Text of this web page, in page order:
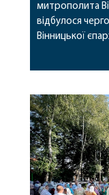
митрополита
відбулося
Вінницької
секретар
побажавши
допомоги,